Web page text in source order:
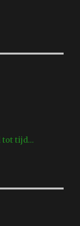
tot tijd…